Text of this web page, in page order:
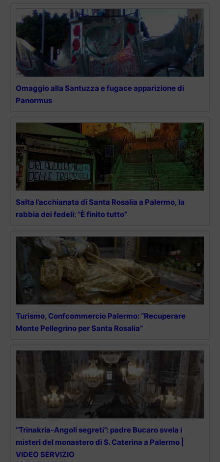
Omaggio alla Santuzza e fugace apparizione di
Panormus
Salta l’acchianata di Santa Rosalia a Palermo, la
rabbia dei fedeli: “È finito tutto”
Turismo, Confcommercio Palermo: “Recuperare
Monte Pellegrino per Santa Rosalia”
“Trinakria-Angoli segreti”: padre Bucaro svela i
misteri del monastero di S. Caterina a Palermo |
VIDEO SERVIZIO